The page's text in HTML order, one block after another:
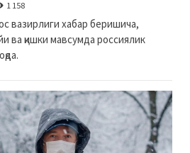
1 158
вазирлиги хабар беришича,
ва қишки мавсумда россиялик